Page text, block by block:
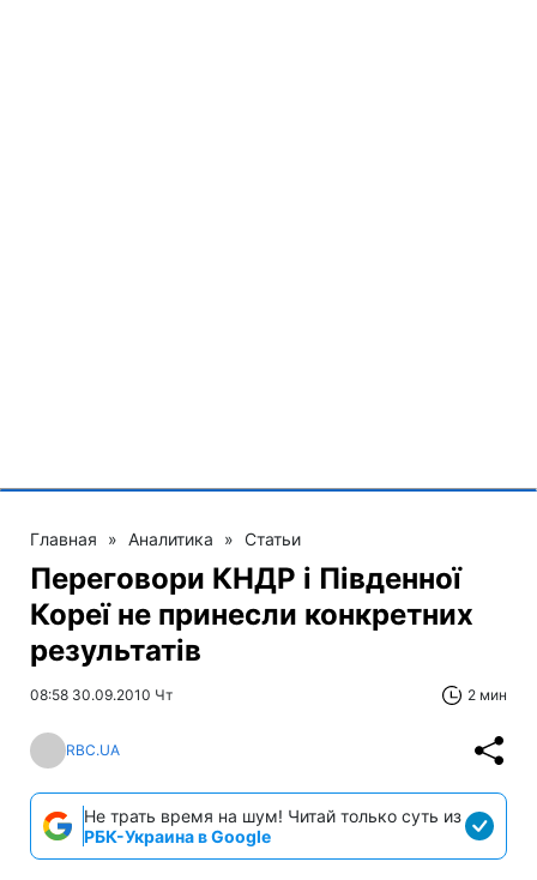
Главная » Аналитика » Статьи
Переговори КНДР і Південної
Кореї не принесли конкретних
результатів
08:58 30.09.2010 Чт 2 мин
RBC.UA
Не трать время на шум! Читай только суть из
РБК-Украина в Google